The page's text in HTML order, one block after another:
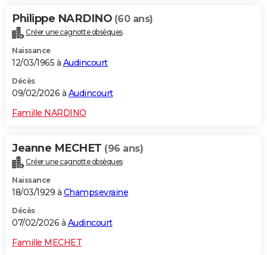
Philippe NARDINO (60 ans)
Créer une cagnotte obsèques
Naissance
12/03/1965 à Audincourt
Décès
09/02/2026 à Audincourt
Famille NARDINO
Jeanne MECHET (96 ans)
Créer une cagnotte obsèques
Naissance
18/03/1929 à Champsevraine
Décès
07/02/2026 à Audincourt
Famille MECHET